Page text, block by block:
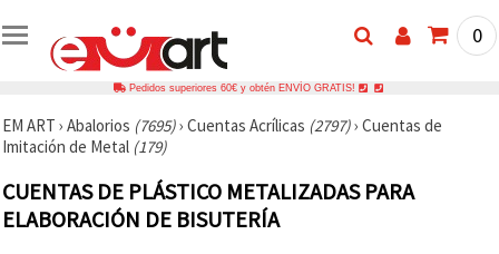
0
Pedidos superiores 60€ y obtén ENVÍO GRATIS!
EM ART › Abalorios (7695)› Cuentas Acrílicas (2797)› Cuentas de
Imitación de Metal (179)
CUENTAS DE PLÁSTICO METALIZADAS PARA
ELABORACIÓN DE BISUTERÍA